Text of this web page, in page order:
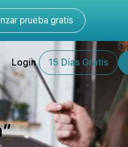
prueba gratis
Login 15 Días Gratis